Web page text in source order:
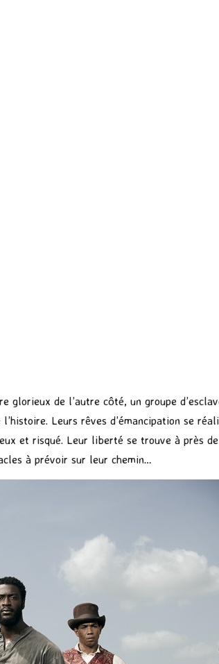
de l’autre côté, un groupe
Leurs rêves d’émancipation se
et risqué. Leur liberté se trouve à près
à prévoir sur leur chemin…